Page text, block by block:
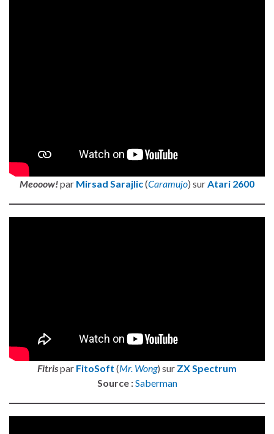
Meooow!par Mirsad Sarajlic(Caramujo) sur Atari 2600
Fitrispar FitoSoft (Mr. Wong) sur ZX Spectrum
Source :Saberman